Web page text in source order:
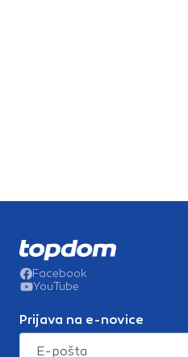
Facebook
YouTube
Prijava na e-novice